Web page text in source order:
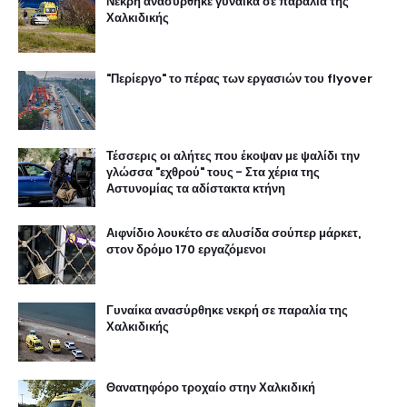
Χαλκιδικής
"Περίεργο" το πέρας των εργασιών του flyover
Τέσσερις οι αλήτες που έκοψαν με ψαλίδι την
γλώσσα "εχθρού" τους - Στα χέρια της
Αστυνομίας τα αδίστακτα κτήνη
Αιφνίδιο λουκέτο σε αλυσίδα σούπερ μάρκετ,
στον δρόμο 170 εργαζόμενοι
Γυναίκα ανασύρθηκε νεκρή σε παραλία της
Χαλκιδικής
Θανατηφόρο τροχαίο στην Χαλκιδική